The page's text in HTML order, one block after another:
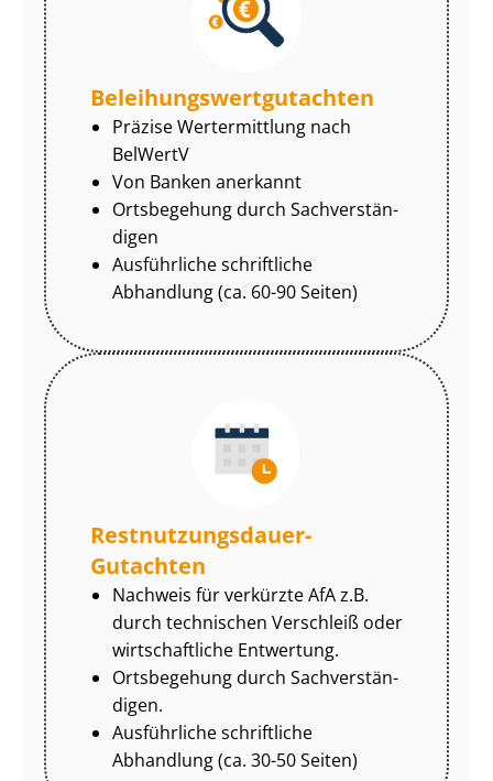
Be­lei­hungs­wert­gut­ach­ten
Präzise Wertermittlung nach
BelWertV
Von Banken anerkannt
Ortsbegehung durch Sach­ver­stän­
di­gen
Ausführliche schriftliche
Abhandlung (ca. 60-90 Seiten)
Rest­nut­zungs­dau­er-
Gutachten
Nachweis für verkürzte AfA z.B.
durch technischen Verschleiß oder
wirtschaftliche Entwertung.
Ortsbegehung durch Sach­ver­stän­
di­gen.
Ausführliche schriftliche
Abhandlung (ca. 30-50 Seiten)